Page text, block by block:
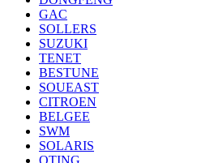
GAC
SOLLERS
SUZUKI
TENET
BESTUNE
SOUEAST
CITROEN
BELGEE
SWM
SOLARIS
OTING